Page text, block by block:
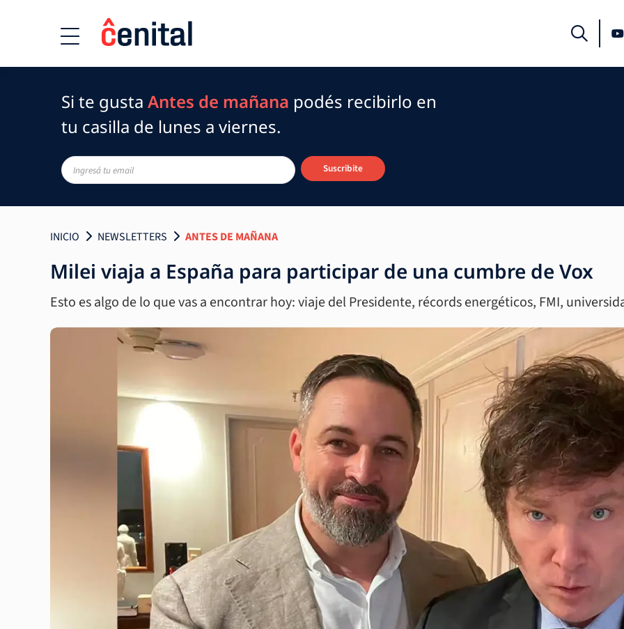
Si te gusta Antes de mañana podés recibirlo en
tu casilla de lunes a viernes.
Suscribite
INICIO NEWSLETTERS ANTES DE MAÑANA
Milei viaja a España para participar de una cumbre de Vox
Esto es algo de lo que vas a encontrar hoy: viaje del Presidente, récords energéticos, FMI,